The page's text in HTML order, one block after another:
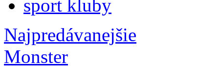
sport kluby
Najpredávanejšie
Monster